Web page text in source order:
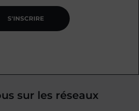
S'INSCRIRE
sur les réseaux